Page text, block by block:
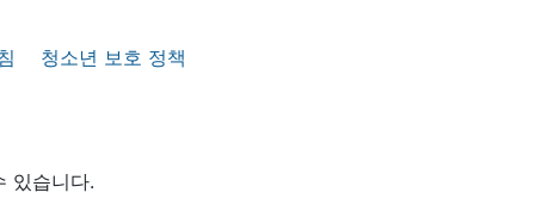
청소년 보호 정책
있습니다.